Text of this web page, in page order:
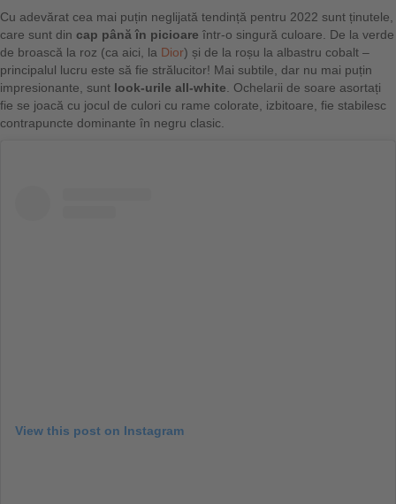
Cu adevărat cea mai puțin neglijată tendință pentru 2022 sunt ținutele,
care sunt din cap până în picioare într-o singură culoare. De la verde
de broască la roz (ca aici, la Dior) și de la roșu la albastru cobalt –
principalul lucru este să fie strălucitor! Mai subtile, dar nu mai puțin
impresionante, sunt look-urile all-white. Ochelarii de soare asortați
fie se joacă cu jocul de culori cu rame colorate, izbitoare, fie stabilesc
contrapuncte dominante în negru clasic.
View this post on Instagram